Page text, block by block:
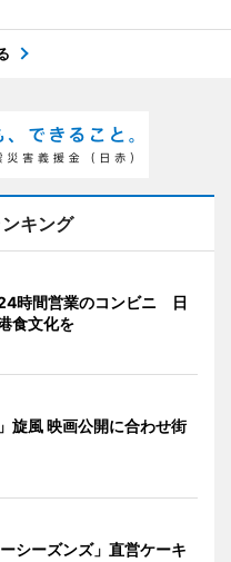
キング
時間営業のコンビニ 日
食文化を
旋風 映画公開に合わせ街
シーズンズ」直営ケーキ